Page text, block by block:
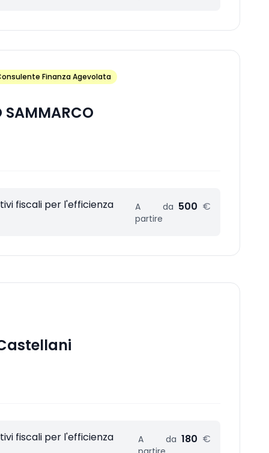
Finanza Agevolata
SAMMARCO
fiscali per l'efficienza
A
partire
da 500 €
fiscali per l'efficienza
A
da 180 €